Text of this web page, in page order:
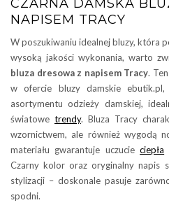
CZARNA DAMSKA
NAPISEM TRACY
W poszukiwaniu idealnej bluzy, która
wysoką jakości wykonania, warto
bluza dresowa z napisem Tracy.
w ofercie bluzy damskie
asortymentu odzieży damskiej,
światowe trendy. Bluza Tracy
wzornictwem, ale również wygodą
materiału gwarantuje uczucieciepła
Czarny kolor oraz oryginalny napis
stylizacji – doskonale pasuje
spodni.